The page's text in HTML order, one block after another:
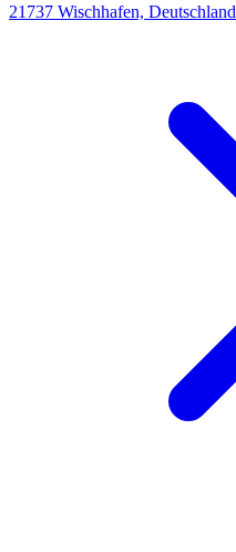
21737 Wischhafen, Deutschland